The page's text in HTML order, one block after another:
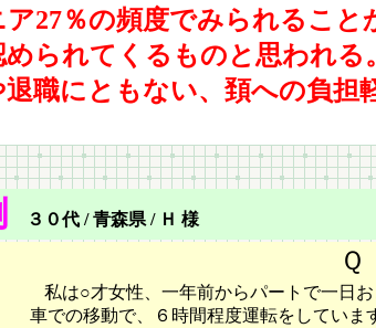
27％の頻度でみられるこ
められてくるものと思われ
退職にともない、頚への負
３０代 / 青森県 / Ｈ 様
Ｑ
私は○才女性、一年前からパートで一日
車での移動で、６時間程度運転をしていま